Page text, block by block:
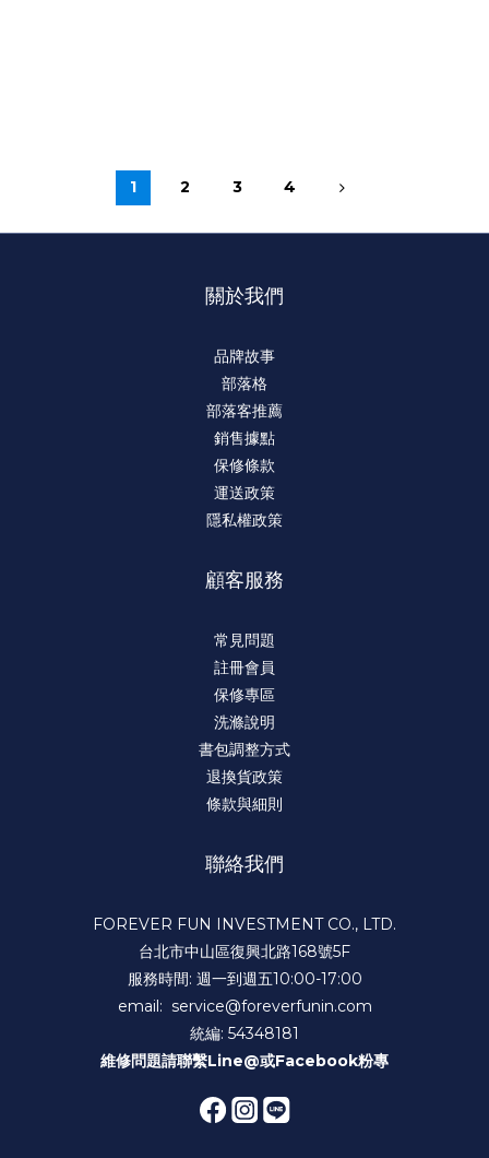
1 2 3 4
關於我們
品牌故事
部落格
部落客推薦
銷售據點
保修條款
運送政策
隱私權政策
顧客服務
常見問題
註冊會員
保修專區
洗滌說明
書包調整方式
退換貨政策
條款與細則
聯絡我們
FOREVER FUN INVESTMENT CO., LTD.
台北市中山區復興北路168號5F
服務時間: 週一到週五10:00-17:00
email: service@foreverfunin.com
統編: 54348181
維修問題請聯繫Line@或Facebook粉專